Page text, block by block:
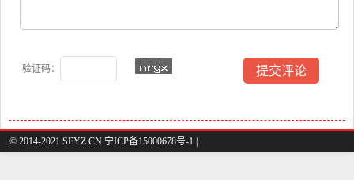
验证码：
© 2014-2021 SFYZ.CN 宁ICP备15000678号-1 |